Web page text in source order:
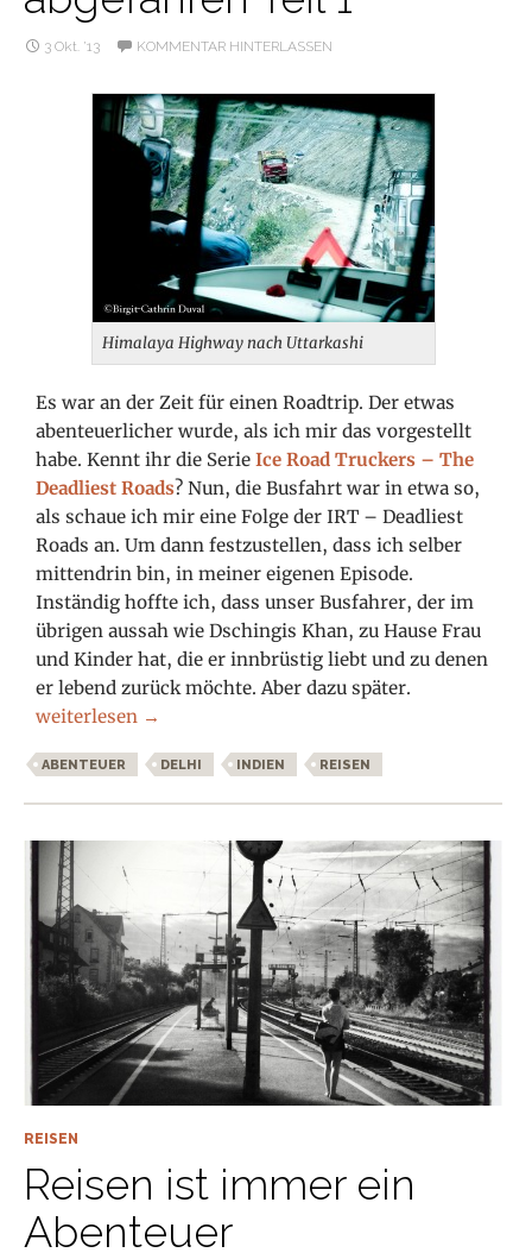
3 Okt. ’13 KOMMENTAR HINTERLASSEN
Himalaya Highway nach Uttarkashi
Es war an der Zeit für einen Roadtrip. Der etwas
abenteuerlicher wurde, als ich mir das vorgestellt
habe. Kennt ihr die SerieIce Road Truckers – The
Deadliest Roads? Nun, die Busfahrt war in etwa so,
als schaue ich mir eine Folge der IRT – Deadliest
Roads an. Um dann festzustellen, dass ich selber
mittendrin bin, in meiner eigenen Episode.
Inständig hoffte ich, dass unser Busfahrer, der im
übrigen aussah wie Dschingis Khan, zu Hause Frau
und Kinder hat, die er innbrüstig liebt und zu denen
er lebend zurück möchte. Aber dazu später.
Indien – wundersam verrückt und abgefahren Teil 1
weiterlesen →
ABENTEUER DELHI INDIEN REISEN
REISEN
Reisen ist immer ein
Abenteuer